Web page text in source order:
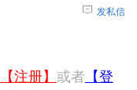
发私信
【注册】 或者 【登